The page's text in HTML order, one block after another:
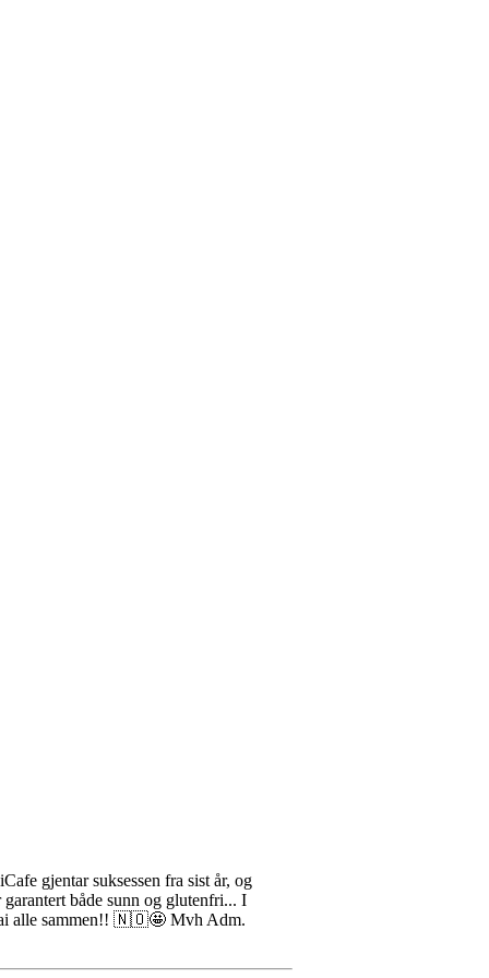
gjentar suksessen fra sist år, og
både sunn og glutenfri... I
alle sammen!! 🇳🇴🤩 Mvh Adm.